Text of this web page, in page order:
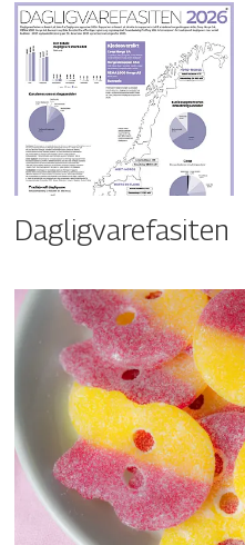
Dagligvarefasiten